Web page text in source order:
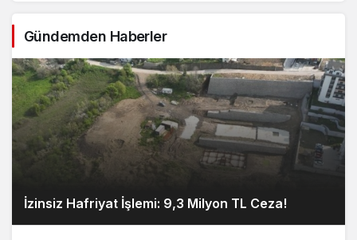
Gündemden Haberler
İzinsiz Hafriyat İşlemi: 9,3 Milyon TL Ceza!